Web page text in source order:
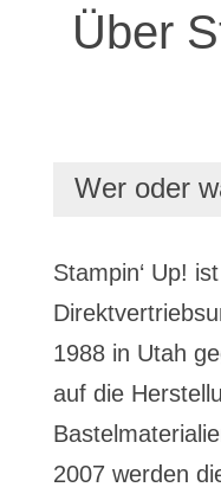
Über
Wer oder
Stampin‘ Up!
1988 in Utah
auf die
2007 werden